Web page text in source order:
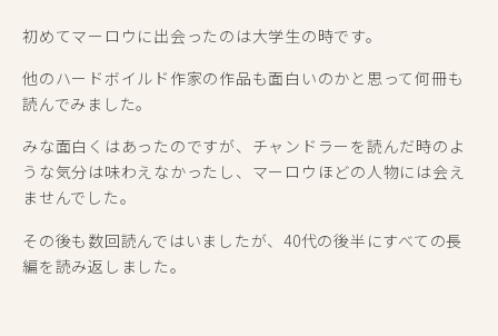
初めてマーロウに出会ったのは大学生の時です。
他のハードボイルド作家の作品も面白いのかと思って何冊も
読んでみました。
みな面白くはあったのですが、チャンドラーを読んだ時のよ
うな気分は味わえなかったし、マーロウほどの人物には会え
ませんでした。
その後も数回読んではいましたが、40代の後半にすべての長
編を読み返しました。